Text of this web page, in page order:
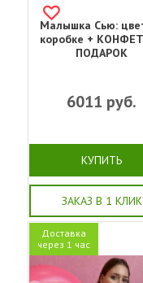
Малышка Сью:
коробке +
ПОДАРОК
6011 руб.
КУПИТЬ
ЗАКАЗ В 1 КЛИК
Доставка
через 1 час